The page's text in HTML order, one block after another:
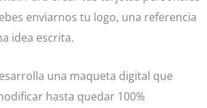
enviarnos tu logo, una referencia
idea escrita.
una maqueta digital que
hasta quedar 100%